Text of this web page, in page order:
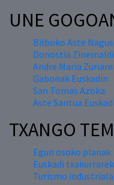
UNE
Bilboko Aste
Donostia
Andre Maria
Gabonak Euskadin
San Tomas Azoka
Aste Santua
TXANGO
Egun osoko planak
Euskadi
Turismo industriala